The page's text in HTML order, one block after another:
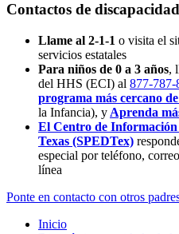
Contactos de
Llame al 2-1-1 o visita el
servicios estatales
Para niños de 0 a 3 años,
del HHS (ECI) al 877-787-
programa más cercano
la Infancia), y Aprenda
El Centro de Información
Texas (SPEDTex)
especial por teléfono,
línea
Ponte en contacto con otros
Inicio